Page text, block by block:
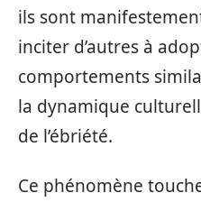
ils sont
inciter d’autres à
comportements
la dynamique
de l’ébriété.
Ce phénomène